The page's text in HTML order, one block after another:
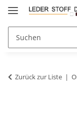
Zurück zur Liste